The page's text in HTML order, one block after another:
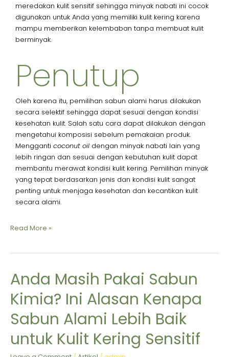
meredakan kulit sensitif sehingga minyak nabati ini cocok
digunakan untuk Anda yang memiliki kulit kering karena
mampu memberikan kelembaban tanpa membuat kulit
berminyak.
Penutup​
Oleh karena itu, pemilihan sabun alami harus dilakukan
secara selektif sehingga dapat sesuai dengan kondisi
kesehatan kulit. Salah satu cara dapat dilakukan dengan
mengetahui komposisi sebelum pemakaian produk.
Mengganti coconut oil dengan minyak nabati lain yang
lebih ringan dan sesuai dengan kebutuhan kulit dapat
membantu merawat kondisi kulit kering. Pemilihan minyak
yang tepat berdasarkan jenis dan kondisi kulit sangat
penting untuk menjaga kesehatan dan kecantikan kulit
secara alami.
Read More »
Anda Masih Pakai Sabun
Kimia? Ini Alasan Kenapa
Sabun Alami Lebih Baik
untuk Kulit Kering Sensitif
Anda
Masih
Pakai
Kimia?
Alasan
Kenapa